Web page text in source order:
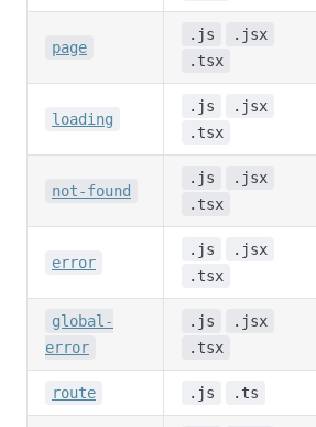
page
.js
.jsx
.tsx
loading
.js
.jsx
.tsx
not-found
.js
.jsx
.tsx
error
.js
.jsx
.tsx
global-
error
.js
.jsx
.tsx
route .js .ts